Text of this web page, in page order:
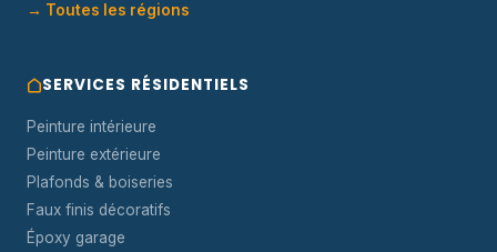
→ Toutes les régions
SERVICES RÉSIDENTIELS
Peinture intérieure
Peinture extérieure
Plafonds & boiseries
Faux finis décoratifs
Époxy garage